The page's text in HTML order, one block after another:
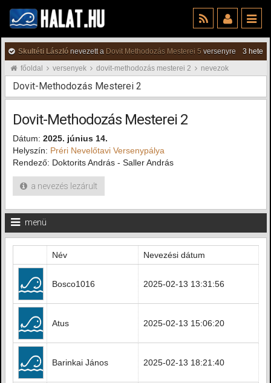
Skultéti László nevezett a Dovit Methodozás Mesterei 5 versenyre
3 hete
főoldal
versenyek dovit-methodozás mesterei 2 nevezok
Dovit-Methodozás Mesterei 2
Dovit-Methodozás Mesterei 2
Dátum: 2025. június 14.
Helyszín: Préri Nevelőtavi Versenypálya
Rendező: Doktorits András - Saller András
a nevezés lezárult
menü
Név Nevezési dátum
Bosco1016 2025-02-13 13:31:56
Atus 2025-02-13 15:06:20
Barinkai János 2025-02-13 18:21:40